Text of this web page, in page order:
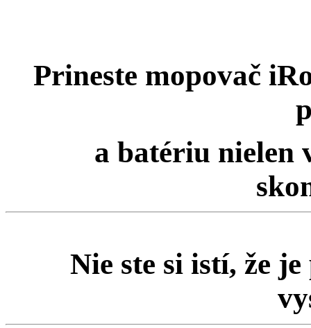
Prineste mopovač
a batériu nielen
Nie ste si istí, že